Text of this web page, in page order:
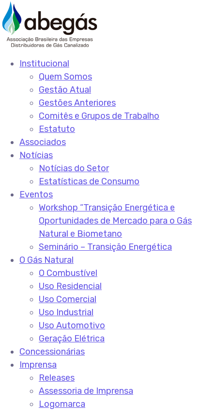
Institucional
Quem Somos
Gestão Atual
Gestões Anteriores
Comitês e Grupos de Trabalho
Estatuto
Associados
Notícias
Notícias do Setor
Estatísticas de Consumo
Eventos
Workshop “Transição Energética e
Oportunidades de Mercado para o Gás
Natural e Biometano
Seminário – Transição Energética
O Gás Natural
O Combustível
Uso Residencial
Uso Comercial
Uso Industrial
Uso Automotivo
Geração Elétrica
Concessionárias
Imprensa
Releases
Assessoria de Imprensa
Logomarca